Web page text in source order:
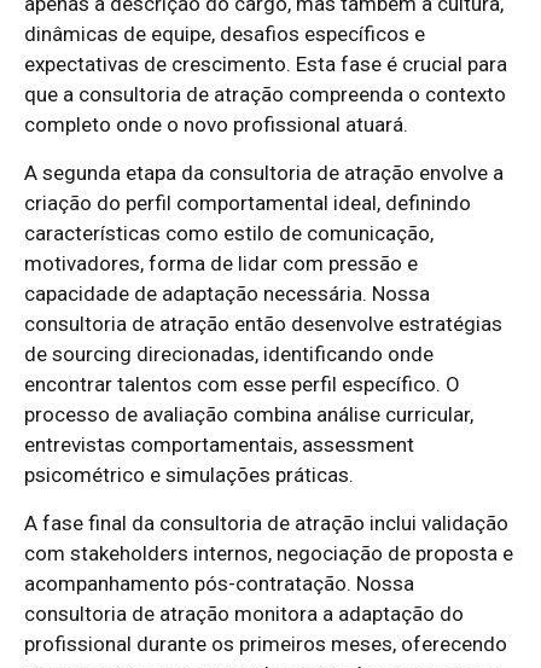
dinâmicas de equipe, desafios específicos e
expectativas de crescimento. Esta fase é crucial para
que a consultoria de atração compreenda o contexto
completo onde o novo profissional atuará.
A segunda etapa da consultoria de atração envolve a
criação do perfil comportamental ideal, definindo
características como estilo de comunicação,
motivadores, forma de lidar com pressão e
capacidade de adaptação necessária. Nossa
consultoria de atração então desenvolve estratégias
de sourcing direcionadas, identificando onde
encontrar talentos com esse perfil específico. O
processo de avaliação combina análise curricular,
entrevistas comportamentais, assessment
psicométrico e simulações práticas.
A fase final da consultoria de atração inclui validação
com stakeholders internos, negociação de proposta e
acompanhamento pós-contratação. Nossa
consultoria de atração monitora a adaptação do
profissional durante os primeiros meses, oferecendo